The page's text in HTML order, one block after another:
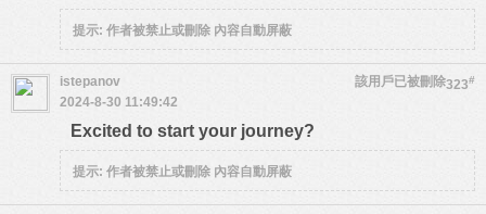
提示: 作者被禁止或刪除 內容自動屏蔽
323#
istepanov
該用戶已被刪除
2024-8-30 11:49:42
Excited to start your journey?
提示: 作者被禁止或刪除 內容自動屏蔽